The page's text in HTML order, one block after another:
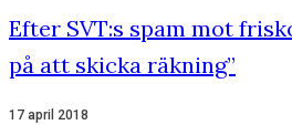
Efter SVT:s spam mot
på att skicka räkning”
17 april 2018